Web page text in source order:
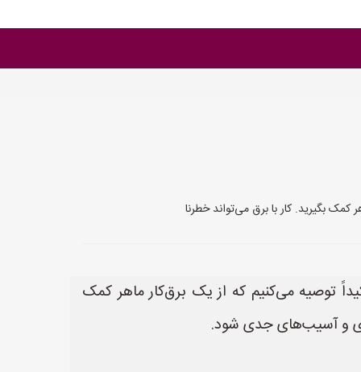
بگیرید. کار با برق می‌تواند خطرنا
توصیه می‌کنیم که از یک برق‌کار ماهر کمک
و آسیب‌های جدی شود.